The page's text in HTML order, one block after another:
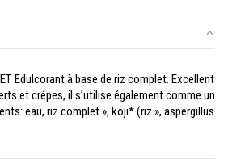
Edulcorant à base de riz complet. Excellent
et crépes, il s’utilise également comme un
eau, riz complet », koji* (riz », aspergillus